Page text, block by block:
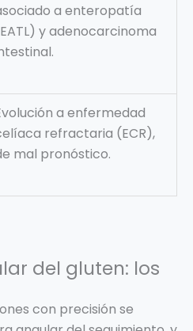
a enteropatía
y adenocarcinoma
a enfermedad
refractaria (ECR),
mal pronóstico.
del gluten: los
con precisión se